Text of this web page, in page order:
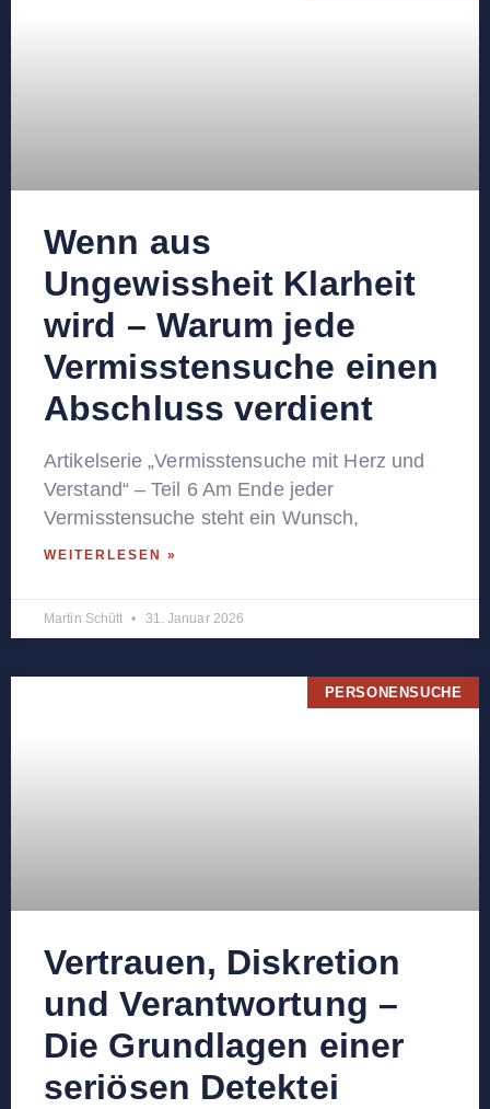
Wenn aus
Ungewissheit Klarheit
wird – Warum jede
Vermisstensuche einen
Abschluss verdient
Artikelserie „Vermisstensuche mit Herz und
Verstand“ – Teil 6 Am Ende jeder
Vermisstensuche steht ein Wunsch,
WEITERLESEN »
Martin Schütt 31. Januar 2026
PERSONENSUCHE
Vertrauen, Diskretion
und Verantwortung –
Die Grundlagen einer
seriösen Detektei